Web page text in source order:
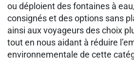
ou déploient des fontaines à
consignés et des options sans
ainsi aux voyageurs des choix
tout en nous aidant à réduire
environnementale de cette